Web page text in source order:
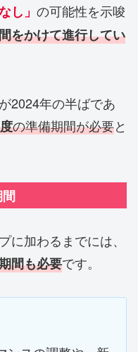
し 」 の可能性を示唆
をかけて進行してい
2024年の半ばであ
の準備期間が必要と
加わるまでには、
間も必要です。